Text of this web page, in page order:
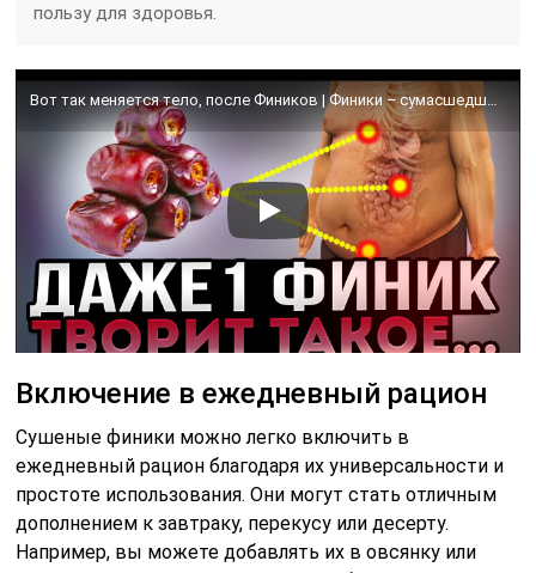
пользу для здоровья.
Включение в ежедневный рацион
Сушеные финики можно легко включить в
ежедневный рацион благодаря их универсальности и
простоте использования. Они могут стать отличным
дополнением к завтраку, перекусу или десерту.
Например, вы можете добавлять их в овсянку или